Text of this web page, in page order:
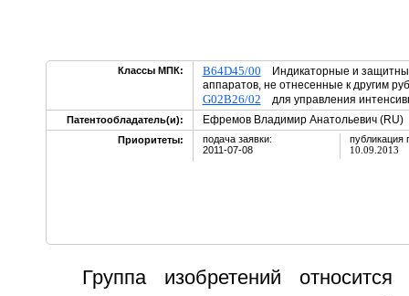
Классы МПК: B64D45/00 Индикаторные и
аппаратов, не отнесенные к другим
G02B26/02 для управления
Патентообладатель(и): Ефремов Владимир Анатольевич (RU)
Приоритеты:
подача заявки:
2011-07-08
публикация
10.09.2013
Группа изобретений